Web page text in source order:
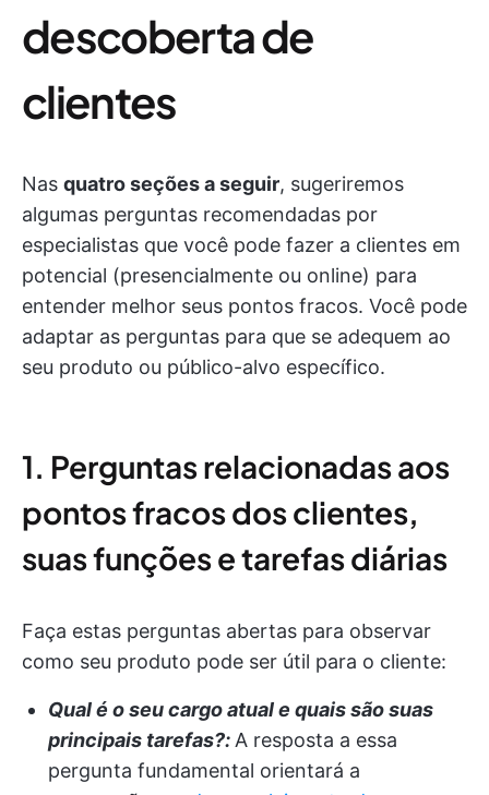
descoberta de
clientes
Nas quatro seções a seguir, sugeriremos
algumas perguntas recomendadas por
especialistas que você pode fazer a clientes em
potencial (presencialmente ou online) para
entender melhor seus pontos fracos. Você pode
adaptar as perguntas para que se adequem ao
seu produto ou público-alvo específico.
1. Perguntas relacionadas aos
pontos fracos dos clientes,
suas funções e tarefas diárias
Faça estas perguntas abertas para observar
como seu produto pode ser útil para o cliente:
Qual é o seu cargo atual e quais são suas
principais tarefas?: A resposta a essa
pergunta fundamental orientará a